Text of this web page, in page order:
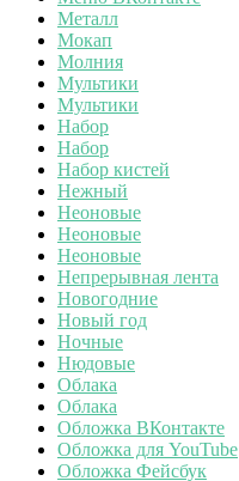
Металл
Мокап
Молния
Мультики
Мультики
Набор
Набор
Набор кистей
Нежный
Неоновые
Неоновые
Неоновые
Непрерывная лента
Новогодние
Новый год
Ночные
Нюдовые
Облака
Облака
Обложка ВКонтакте
Обложка для YouTube
Обложка Фейсбук